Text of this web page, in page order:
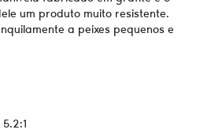
um produto muito resistente.
a peixes pequenos e